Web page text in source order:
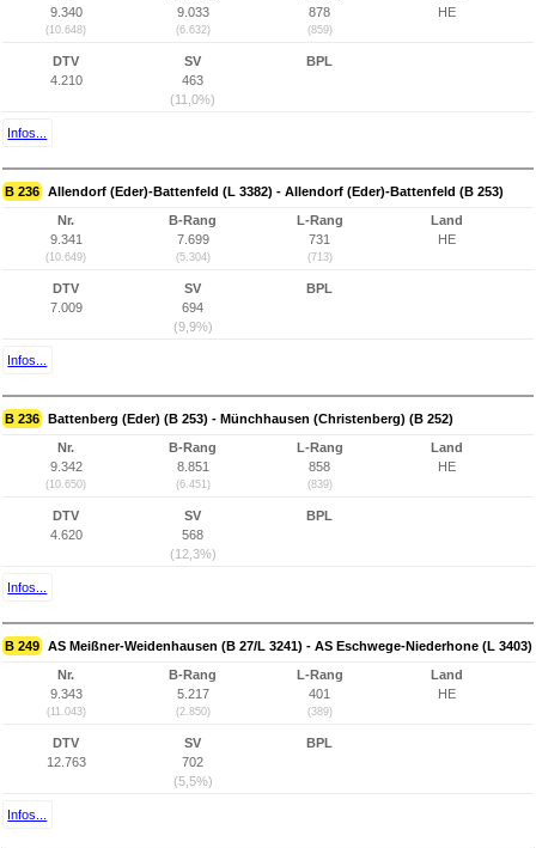
9.340
(10.648)
9.033
(6.632)
878
(859)
HE
DTV
4.210
SV
463
(11,0%)
BPL
Infos...
B 236 Allendorf (Eder)-Battenfeld (L 3382) - Allendorf (Eder)-Battenfeld (B 253)
Nr.
9.341
(10.649)
B-Rang
7.699
(5.304)
L-Rang
731
(713)
Land
HE
DTV
7.009
SV
694
(9,9%)
BPL
Infos...
B 236 Battenberg (Eder) (B 253) - Münchhausen (Christenberg) (B 252)
Nr.
9.342
(10.650)
B-Rang
8.851
(6.451)
L-Rang
858
(839)
Land
HE
DTV
4.620
SV
568
(12,3%)
BPL
Infos...
B 249 AS Meißner-Weidenhausen (B 27/L 3241) - AS Eschwege-Niederhone (L 3403)
Nr.
9.343
(11.043)
B-Rang
5.217
(2.850)
L-Rang
401
(389)
Land
HE
DTV
12.763
SV
702
(5,5%)
BPL
Infos...